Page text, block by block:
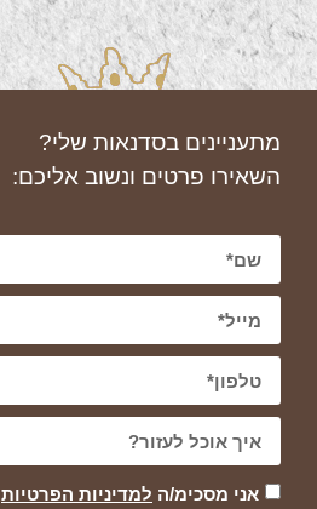
מתעניינים בסדנאות שלי?
השאירו פרטים ונשוב אליכם:
אני מסכימ/ה למדיניות הפרטיות